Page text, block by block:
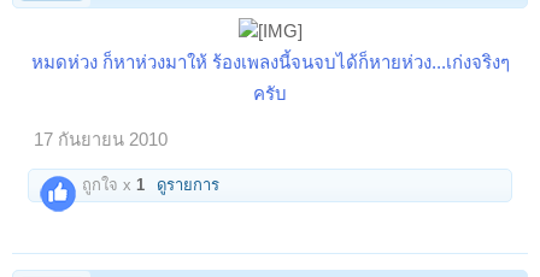
หมดห่วง ก็หาห่วงมาให้ ร้องเพลงนี้จนจบได้ก็หายห่วง...เก่งจริงๆ
ครับ
17 กันยายน 2010
ถูกใจ x 1 ดูรายการ